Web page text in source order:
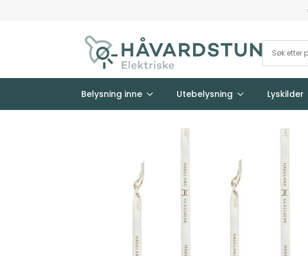
Belysning inne Utebelysning Lyskilder